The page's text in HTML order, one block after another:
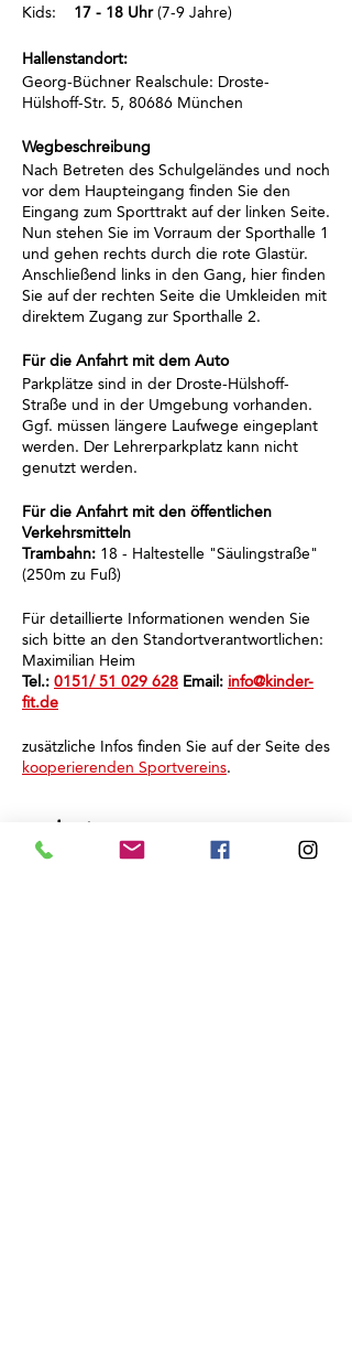
Kids: 17 - 18 Uhr(7-9 Jahre)
Hallenstandort:
Georg-Büchner Realschule: Droste-
Hülshoff-Str. 5, 80686 München
Wegbeschreibung
Nach Betreten des Schulgeländes und noch
vor dem Haupteingang finden Sie den
Eingang zum Sporttrakt auf der linken Seite.
Nun stehen Sie im Vorraum der Sporthalle 1
und gehen rechts durch die rote Glastür.
Anschließend links in den Gang, hier finden
Sie auf der rechten Seite die Umkleiden mit
direktem Zugang zur Sporthalle 2.
Für die Anfahrt mit dem Auto
Parkplätze sind in der Droste-Hülshoff-
Straße und in der Umgebung vorhanden.
Ggf. müssen längere Laufwege eingeplant
werden. Der Lehrerparkplatz kann nicht
genutzt werden.
Für die Anfahrt mit den öffentlichen
Verkehrsmitteln
Trambahn: 18 - Haltestelle "Säulingstraße"
(250m zu Fuß)
Für detaillierte Informationen wenden Sie
sich bitte an den Standortverantwortlichen:
Maximilian Heim
Tel.: 0151/ 51 029 628 Email: info@kinder-
fit.de
zusätzliche Infos finden Sie auf der Seite des
kooperierenden Sportvereins.
Tickets